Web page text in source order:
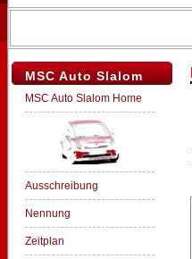
MSC Auto Slalom
MSC Auto Slalom Home
Ausschreibung
Nennung
Zeitplan